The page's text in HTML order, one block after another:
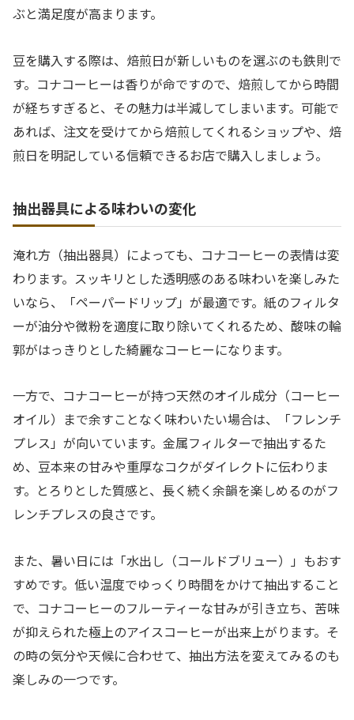
ぶと満足度が高まります。
豆を購入する際は、焙煎日が新しいものを選ぶのも鉄則で
す。コナコーヒーは香りが命ですので、焙煎してから時間
が経ちすぎると、その魅力は半減してしまいます。可能で
あれば、注文を受けてから焙煎してくれるショップや、焙
煎日を明記している信頼できるお店で購入しましょう。
抽出器具による味わいの変化
淹れ方（抽出器具）によっても、コナコーヒーの表情は変
わります。スッキリとした透明感のある味わいを楽しみた
いなら、「ペーパードリップ」が最適です。紙のフィルタ
ーが油分や微粉を適度に取り除いてくれるため、酸味の輪
郭がはっきりとした綺麗なコーヒーになります。
一方で、コナコーヒーが持つ天然のオイル成分（コーヒー
オイル）まで余すことなく味わいたい場合は、「フレンチ
プレス」が向いています。金属フィルターで抽出するた
め、豆本来の甘みや重厚なコクがダイレクトに伝わりま
す。とろりとした質感と、長く続く余韻を楽しめるのがフ
レンチプレスの良さです。
また、暑い日には「水出し（コールドブリュー）」もおす
すめです。低い温度でゆっくり時間をかけて抽出すること
で、コナコーヒーのフルーティーな甘みが引き立ち、苦味
が抑えられた極上のアイスコーヒーが出来上がります。そ
の時の気分や天候に合わせて、抽出方法を変えてみるのも
楽しみの一つです。